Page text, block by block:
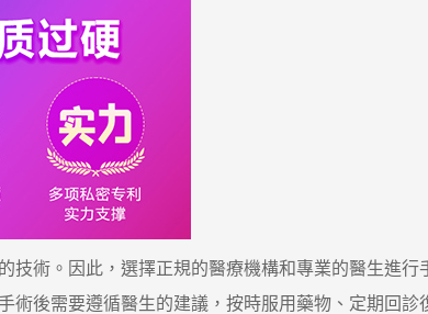
術。因此，選擇正規的醫療機構和專業的醫生進行
後需要遵循醫生的建議，按時服用藥物、定期回診